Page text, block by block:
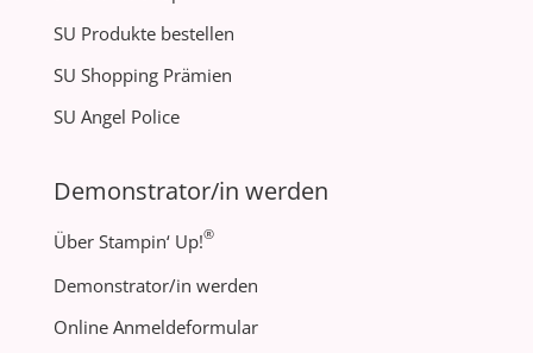
SU Produkte bestellen
SU Shopping Prämien
SU Angel Police
Demonstrator/in werden
Über Stampin‘ Up!®
Demonstrator/in werden
Online Anmeldeformular